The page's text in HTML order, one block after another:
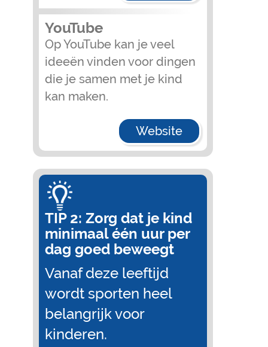
YouTube
Op YouTube kan je veel
ideeën vinden voor dingen
die je samen met je kind
kan maken.
Website
TIP 2: Zorg dat je kind
minimaal één uur per
dag goed beweegt
Vanaf deze leeftijd
wordt sporten heel
belangrijk voor
kinderen.